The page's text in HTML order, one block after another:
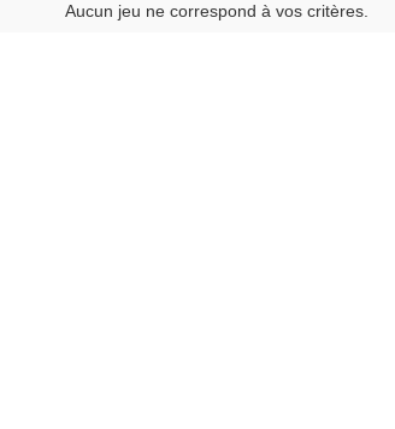
Aucun jeu ne correspond à vos critères.